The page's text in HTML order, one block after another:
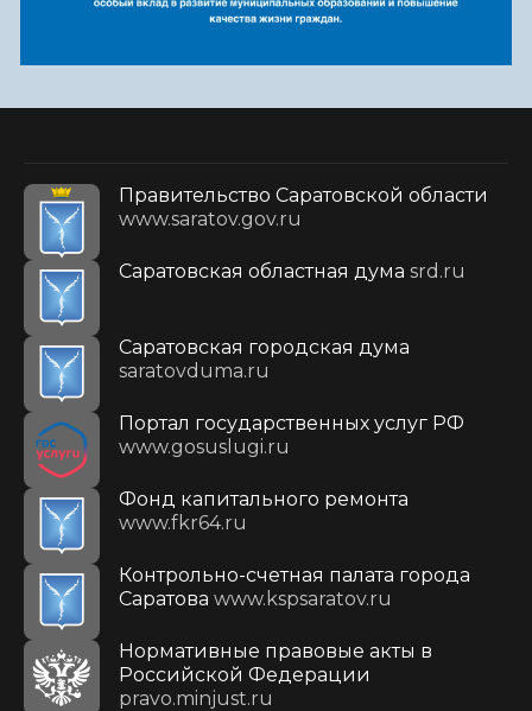
Правительство Саратовской области
www.saratov.gov.ru
Саратовская областная дума srd.ru
Саратовская городская дума
saratovduma.ru
Портал государственных услуг РФ
www.gosuslugi.ru
Фонд капитального ремонта
www.fkr64.ru
Контрольно-счетная палата города
Саратова www.kspsaratov.ru
Нормативные правовые акты в
Российской Федерации
pravo.minjust.ru